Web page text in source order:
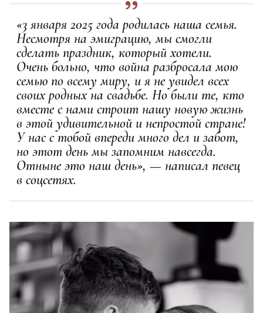
«3 января 2025 года родилась наша семья.
Несмотря на эмиграцию, мы смогли
сделать праздник, который хотели.
Очень больно, что война разбросала мою
семью по всему миру, и я не увидел всех
своих родных на свадьбе. Но были те, кто
вместе с нами строит нашу новую жизнь
в этой удивительной и непростой стране!
У нас с тобой впереди много дел и забот,
но этот день мы запомним навсегда.
Отныне это наш день», — написал певец
в соцсетях.